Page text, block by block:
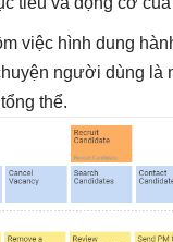
việc hình dung
người dùng là
thể.